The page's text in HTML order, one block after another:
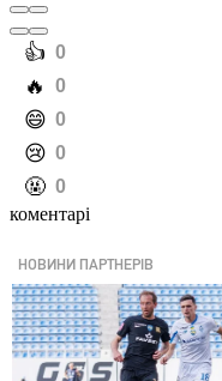
️👍 0
️🔥 0
️😄 0
️😢 0
️🤬 0
коментарі